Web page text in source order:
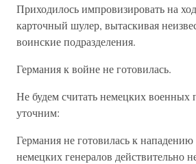
Приходилось импровизировать на
карточный шулер, вытаскивая
воинские подразделения.
Германия к войне не готовилась.
Не будем считать немецких военных
уточним:
Германия не готовилась к
немецких генералов действительно